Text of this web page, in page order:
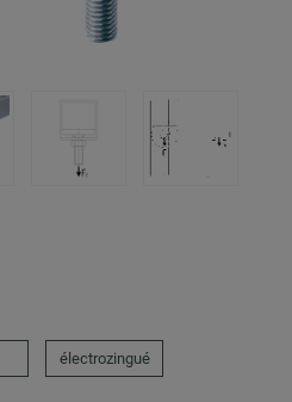
électrozingué